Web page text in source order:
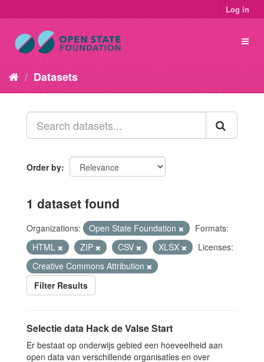
Log in
Datasets
Order by
1 dataset found
Organizations: Open State Foundation
Formats:
HTML
ZIP CSV XLSX
Licenses:
Creative Commons Attribution
Filter Results
Selectie data Hack de Valse Start
Er bestaat op onderwijs gebied een hoeveelheid aan
open data van verschillende organisaties en over